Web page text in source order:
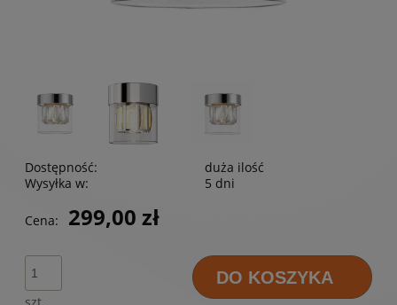
Dostępność:
duża ilość
Wysyłka w:
5 dni
Cena: 299,00 zł
DO KOSZYKA